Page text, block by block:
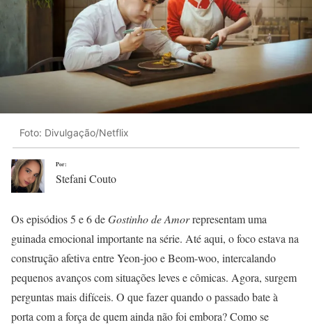
Foto: Divulgação/Netflix
Por:
Stefani Couto
Os episódios 5 e 6 deGostinho de Amorrepresentam uma
guinada emocional importante na série. Até aqui, o foco estava na
construção afetiva entre Yeon-joo e Beom-woo, intercalando
pequenos avanços com situações leves e cômicas. Agora, surgem
perguntas mais difíceis. O que fazer quando o passado bate à
porta com a força de quem ainda não foi embora? Como se